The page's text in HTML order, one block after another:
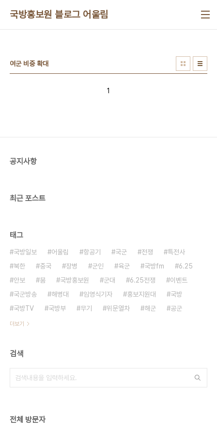
국방홍보원 블로그 어울림
여군 비중 확대
1
공지사항
최근 포스트
태그
국방일보 어울림 항공기 국군 전쟁
특전사
북한
중국 장병 군인 육군 국방fm
6.25
안보
붐 국방홍보원 군대 6.25전쟁
이벤트
국군방송
해병대 임영식기자 홍보지원대
국방
국방TV
국방부 무기 위문열차 해군 공군
더보기
검색
전체 방문자